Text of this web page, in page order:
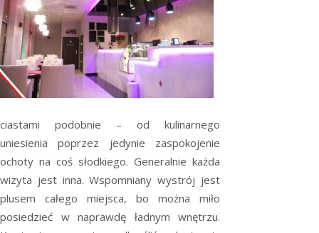
ciastami podobnie – od kulinarnego
uniesienia poprzez jedynie zaspokojenie
ochoty na coś słodkiego. Generalnie każda
wizyta jest inna. Wspomniany wystrój jest
plusem całego miejsca, bo można miło
posiedzieć w naprawdę ładnym wnętrzu.